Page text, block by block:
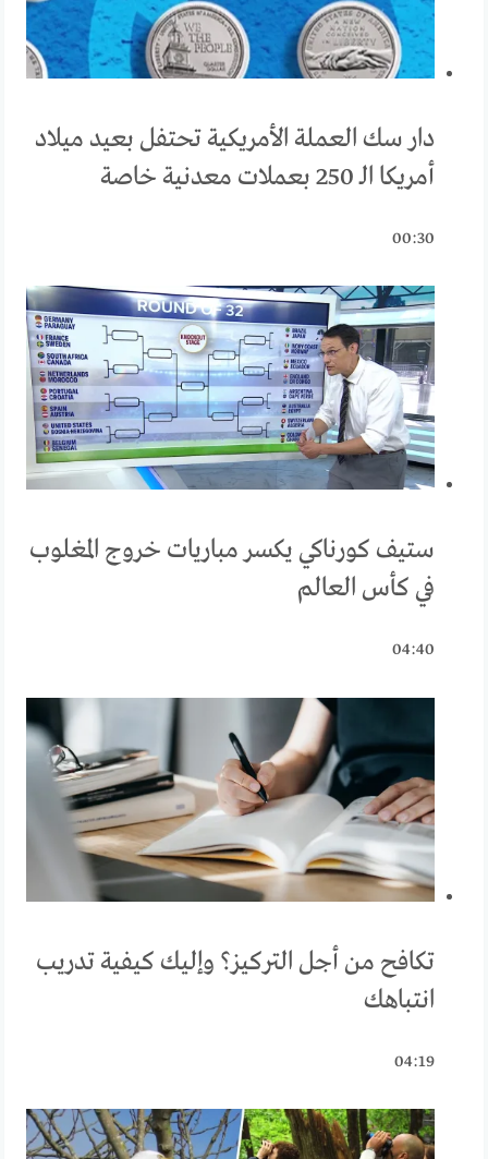
دار سك العملة الأمريكية تحتفل بعيد ميلاد
أمريكا الـ 250 بعملات معدنية خاصة
00:30
ستيف كورناكي يكسر مباريات خروج المغلوب
في كأس العالم
04:40
تكافح من أجل التركيز؟ وإليك كيفية تدريب
انتباهك
04:19